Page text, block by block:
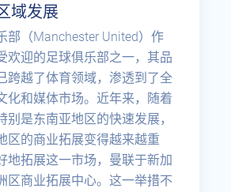
域发展
部（Manchester United）作
欢迎的足球俱乐部之一，其品
跨越了体育领域，渗透到了全
化和媒体市场。近年来，随着
别是东南亚地区的快速发展，
区的商业拓展变得越来越重
地拓展这一市场，曼联于新加
区商业拓展中心。这一举措不